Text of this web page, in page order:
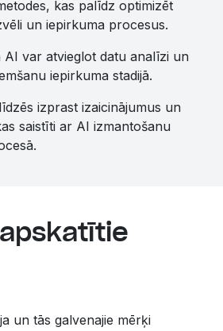
kas palīdz optimizēt
un iepirkuma procesus.
AI var atvieglot datu analīzi un
iepirkuma stadijā.
izprast izaicinājumus un
saistīti ar AI izmantošanu
un tās galvenajie mērķi